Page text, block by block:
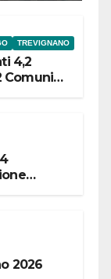
TREVIGNANO
4,2
Comuni
2026